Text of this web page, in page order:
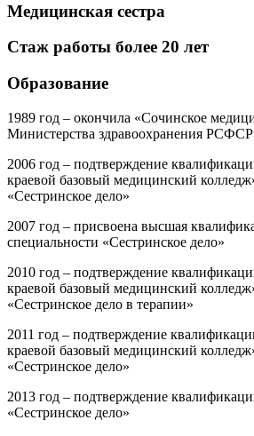
Медицинская сестра
Стаж работы более 20 лет
Образование
1989 год – окончила «Сочинское
Министерства здравоохранения
2006 год – подтверждение
краевой базовый медицинский
«Сестринское дело»
2007 год – присвоена высшая
специальности «Сестринское дело»
2010 год – подтверждение
краевой базовый медицинский
«Сестринское дело в терапии»
2011 год – подтверждение
краевой базовый медицинский
«Сестринское дело»
2013 год – подтверждение
«Сестринское дело»